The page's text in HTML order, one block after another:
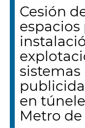
Cesión
espacios
sistemas
en
Metro